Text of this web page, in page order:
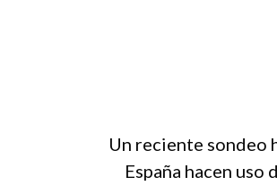
Un reciente sondeo
España hacen